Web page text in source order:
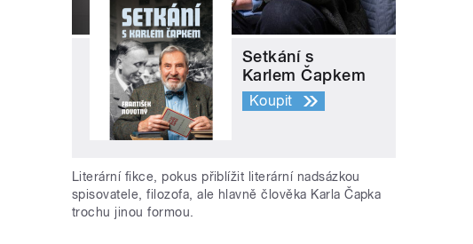
Setkání s
Karlem Čapkem
Koupit
Literární fikce, pokus přiblížit literární nadsázkou
spisovatele, filozofa, ale hlavně člověka Karla Čapka
trochu jinou formou.